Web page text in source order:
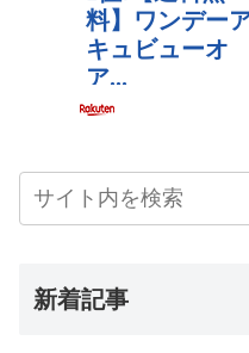
新着記事